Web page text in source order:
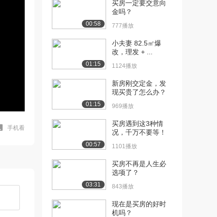
手机看
00:58
买房一定要交意向
金吗？
777播放
01:15
小夫妻 82.5㎡爆
改，理发 + ...
1124播放
01:15
新房刚交定金，发
现买贵了怎么办？
969播放
00:57
买房遇到这3种情
况，千万不要等！
1101播放
03:31
买房不再是人生必
选项了？
843播放
现在是买房的好时
机吗？